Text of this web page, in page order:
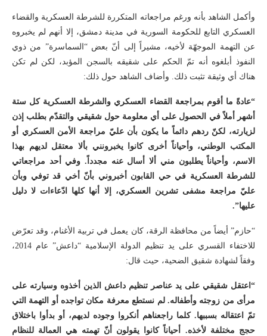
وأكمل الشاهد بأنه ورغم مراجعاته المتكررة للشرطة العسكرية والقضاء
العسكري التابع للحكومة السورية في مدينة دمشق، إلا أنهم لم يخبروه
عن التهمة الموجهّة لأخيه، مشيراً إلى أنّ بعض “السماسرة” من ذوي
النفوذ أبلغوه أنه تمّ الحكم على شقيقه بالسجن المؤبد، لكن لم تكن
هناك أي وثيقة تثبت ذلك. وأضاف الشاهد حول ذلك:
“عادةً ما أقوم بمراجعة القضاء العسكري والشرطة العسكرية كل ستة
أشهر أملاً في الحصول على أي معلومة حول شقيقي والتقدّم بطلب إذن
لزيارته، لكنّ ردهم دائماً ما يكون بأن عليّ مراجعة الأمن العسكري أو
المكتب الوطني، وأحياناً أخرى كانوا يخبرونني بألا معتقل لديهم بهذا
الاسم، وأحياناً يطلبون مني ألا أسال عنه مجدداً. وفي أحد مراجعاتي
للشرطة العسكرية في حي القابون أخبروني بأنّ أخي قد توفي وبأن
عليّ مراجعة مشفى تشرين العسكري، إلا أنها كلها ادّعاءات لا دليل
عليها”.
“حازم” أيضاً من محافظة الرقة، كان يعمل في تربية الأغنام، وقد تعرّض
للاختفاء القسري على يد تنظيم الدولة الإسلامية “داعش” عام 2014،
وفقاً لشهادة شقيق الضحية، حيث قال:
“اعتقل شقيقي على يد عناصر تنظيم داعش الذين أخذوه وسيارته على
مرأى من زوجته وأطفاله. لم نستطع معرفة مكان تواجده أو التهمة التي
تمّ اعتقاله بسببها. كلما راجعناهم أنكروا وجوده لديهم، أو بدأوا باختلاق
حجج مختلفة لأخذه. أحياناً كانوا يقولون أنّ تهمته هي العمالة للنظام